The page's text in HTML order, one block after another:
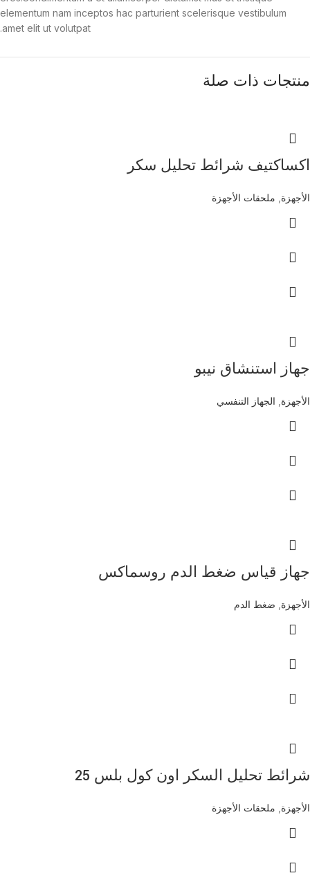
elementum nam inceptos hac parturient scelerisque vestibulum
amet elit ut volutpat.
منتجات ذات صلة
اكساكتيف شرائط تحليل سكر
الأجهزة ملحقات الأجهزة
جهاز استنشاق نيبو
الأجهزة الجهاز التنفسي
جهاز قياس ضغط الدم روسماكس
الأجهزة ضغط الدم
شرائط تحليل السكر اون كول بلس 25
الأجهزة ملحقات الأجهزة